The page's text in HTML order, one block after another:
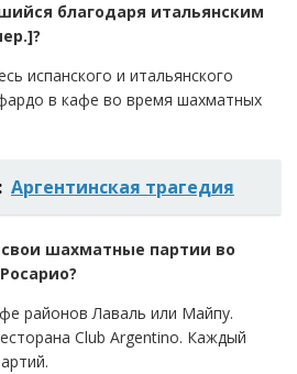
благодаря итальянским
испанского и итальянского
в кафе во время шахматных
Аргентинская трагедия
шахматные партии во
районов Лаваль или Майпу.
Club Argentino. Каждый